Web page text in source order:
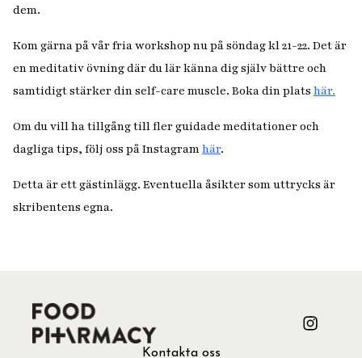
dem.
Kom gärna på vår fria workshop nu på söndag kl 21-22. Det är
en meditativ övning där du lär känna dig själv bättre och
samtidigt stärker din self-care muscle. Boka din plats här.
Om du vill ha tillgång till fler guidade meditationer och
dagliga tips, följ oss på Instagramhär.
Detta är ett gästinlägg. Eventuella åsikter som uttrycks är
skribentens egna.
Kontakta oss